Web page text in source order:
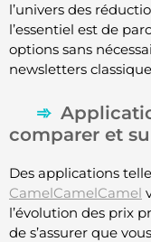
l’univers des
l’essentiel est de
options sans
newsletters
comparer et
Des applications
CamelCamelCamel
l’évolution des prix
de s’assurer que